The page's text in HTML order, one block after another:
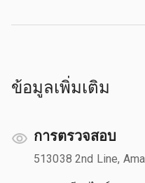
ข้อมูลเพิ่มเติม
การตรวจสอบ
513038 2nd Line,